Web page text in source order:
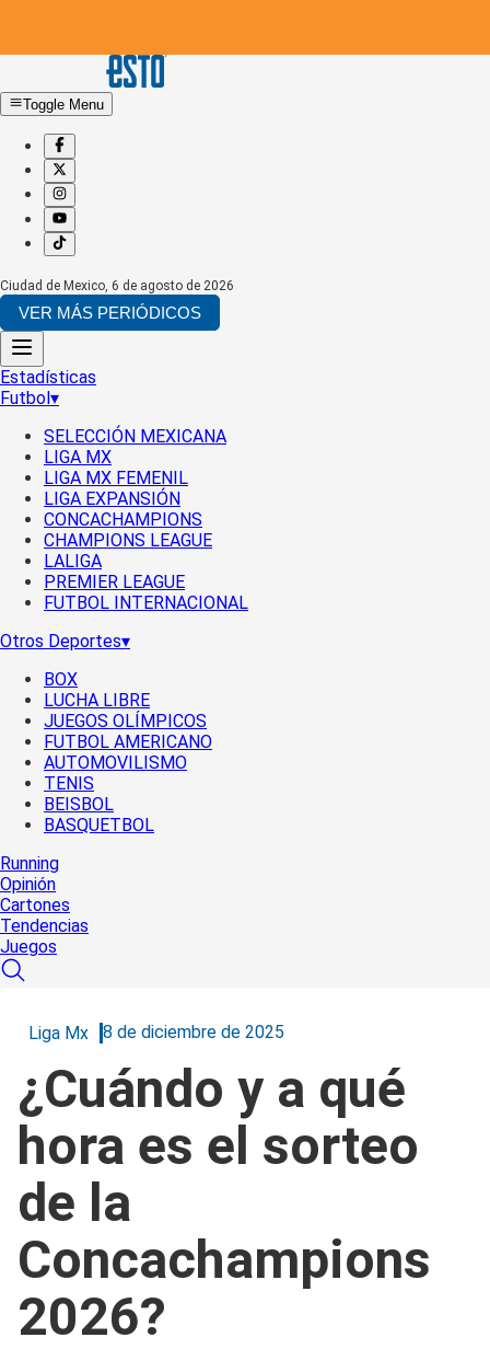
Toggle Menu
Ciudad de Mexico, 6 de agosto de 2026
VER MÁS PERIÓDICOS
Estadísticas
Futbol▾
SELECCIÓN MEXICANA
LIGA MX
LIGA MX FEMENIL
LIGA EXPANSIÓN
CONCACHAMPIONS
CHAMPIONS LEAGUE
LALIGA
PREMIER LEAGUE
FUTBOL INTERNACIONAL
Otros Deportes▾
BOX
LUCHA LIBRE
JUEGOS OLÍMPICOS
FUTBOL AMERICANO
AUTOMOVILISMO
TENIS
BEISBOL
BASQUETBOL
Running
Opinión
Cartones
Tendencias
Juegos
Liga Mx 8 de diciembre de 2025
¿Cuándo y a qué
hora es el sorteo
de la
Concachampions
2026?